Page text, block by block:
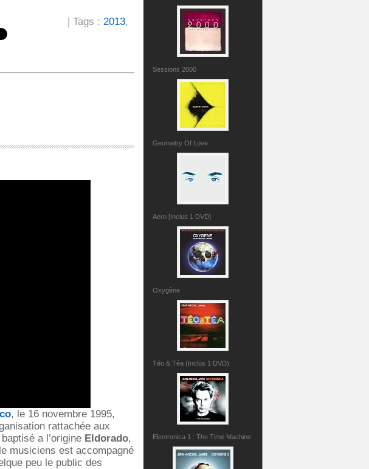
Sessions 2000
Geometry Of Love
Aero [Inclus 1 DVD]
Oxygène
Téo & Téa (Inclus 1 DVD)
Electronica 1 : The Time Machine
| Tags : 2013,
, le 16 novembre 1995,
rattachée aux
a l’origine Eldorado,
musiciens est accompagné
peu le public des